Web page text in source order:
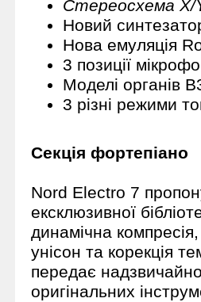
Стереосхема X/
Новий
Нова емуляція
3 позиції
Моделі органів
3 різні режими
Секція фортепіано
Nord Electro 7
ексклюзивної
динамічна компресія,
унісон та корекція
передає
оригінальних